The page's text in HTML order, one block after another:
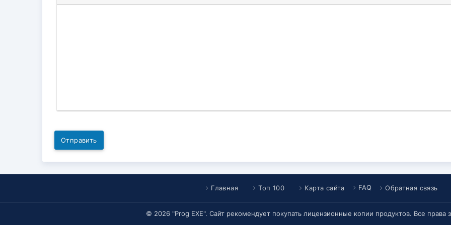
Отправить
Главная Топ 100 Карта сайта FAQ Обратная связь
© 2026 "Prog EXE". Сайт рекомендует покупать лицензионные копии продуктов. Все права